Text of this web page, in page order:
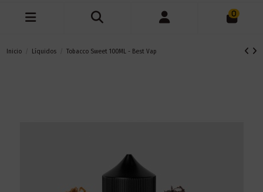
0
Inicio Líquidos Tobacco Sweet 100ML - Best Vap